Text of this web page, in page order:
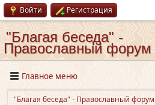
Войти Регистрация
"Благая беседа" -
Православный форум
Главное меню
"Благая беседа" - Православный форум